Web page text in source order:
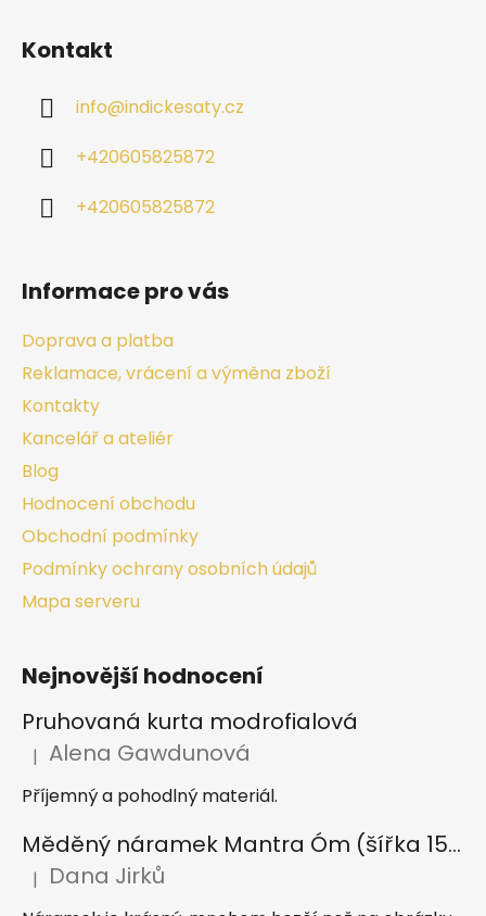
Kontakt
info@indickesaty.cz
+420605825872
+420605825872
Informace pro vás
Doprava a platba
Reklamace, vrácení a výměna zboží
Kontakty
Kancelář a ateliér
Blog
Hodnocení obchodu
Obchodní podmínky
Podmínky ochrany osobních údajů
Mapa serveru
Nejnovější hodnocení
Pruhovaná kurta modrofialová
Hodnocení produktu je 5 z 5 hvězdiček.
| Alena Gawdunová
Příjemný a pohodlný materiál.
Měděný náramek Mantra Óm (šířka 15 mm)
Hodnocení produktu je 5 z 5 hvězdiček.
| Dana Jirků